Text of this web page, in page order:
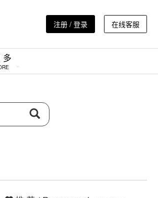
注册 / 登录 在线客服
多